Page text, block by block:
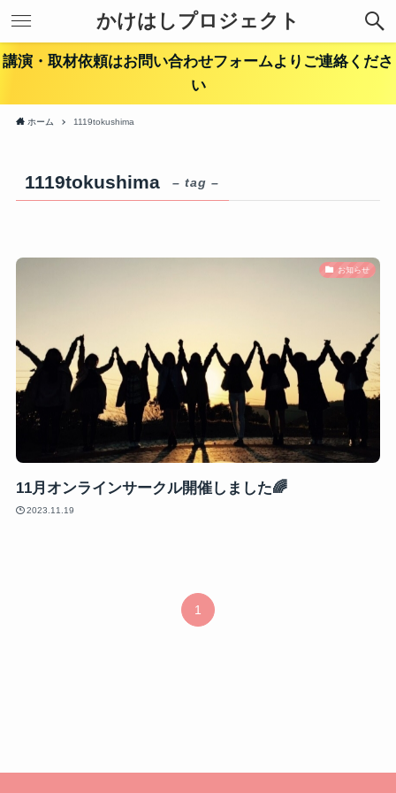
かけはしプロジェクト
講演・取材依頼はお問い合わせフォームよりご連絡くださ
い
ホーム 1119tokushima
1119tokushima – tag –
お知らせ
11月オンラインサークル開催しました🌈
2023.11.19
1